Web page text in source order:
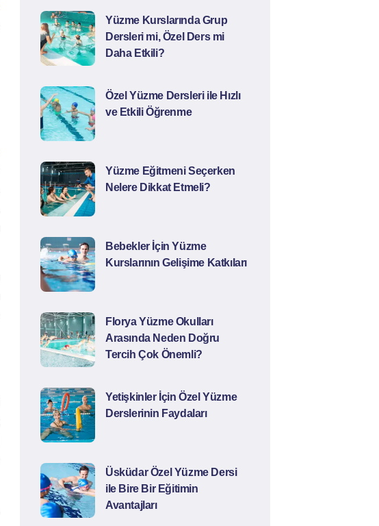
Yüzme Kurslarında Grup
Dersleri mi, Özel Ders mi
Daha Etkili?
Özel Yüzme Dersleri ile Hızlı
ve Etkili Öğrenme
Yüzme Eğitmeni Seçerken
Nelere Dikkat Etmeli?
Bebekler İçin Yüzme
Kurslarının Gelişime Katkıları
Florya Yüzme Okulları
Arasında Neden Doğru
Tercih Çok Önemli?
Yetişkinler İçin Özel Yüzme
Derslerinin Faydaları
Üsküdar Özel Yüzme Dersi
ile Bire Bir Eğitimin
Avantajları